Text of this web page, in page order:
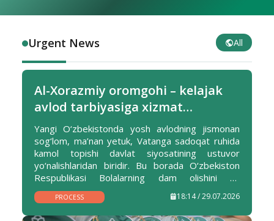
Urgent News All
Al-Xorazmiy oromgohi – kelajak
avlod tarbiyasiga xizmat
qilayotgan maskan
Yangi O‘zbekistonda yosh avlodning jismonan
sog‘lom, ma’nan yetuk, Vatanga sadoqat ruhida
kamol topishi davlat siyosatining ustuvor
yo‘nalishlaridan biridir. Bu borada O‘zbekiston
Respublikasi Bolalarning dam olishini va
sog‘lomlashtirilishini tashkil etish departamenti
tizimidagi oromgohlar zimmasiga katta
mas’uliyat yuklangan.
PROCESS 18:14 / 29.07.2026